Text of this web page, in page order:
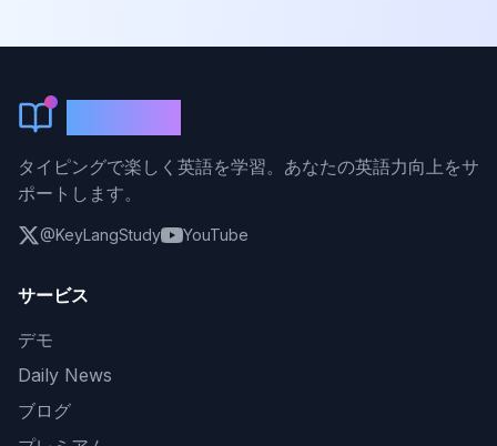
タイピングで楽しく英語を学習。あなたの英語力向上をサ
ポートします。
@KeyLangStudy YouTube
サービス
デモ
Daily News
ブログ